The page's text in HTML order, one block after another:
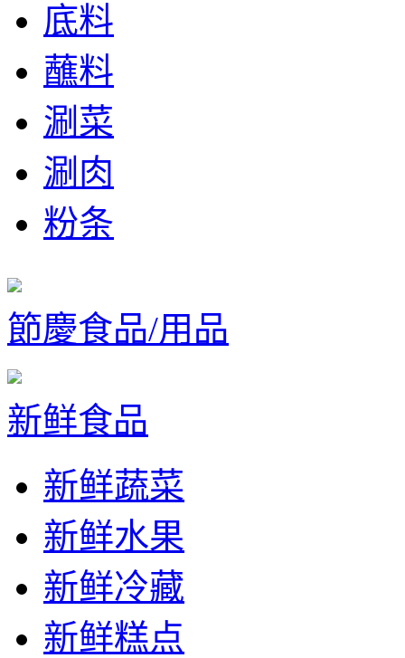
底料
蘸料
涮菜
涮肉
粉条
節慶食品/用品
新鲜食品
新鲜蔬菜
新鲜水果
新鲜冷藏
新鲜糕点